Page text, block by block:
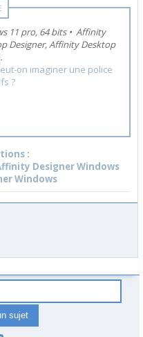
11 pro, 64 bits • Affinity
Designer, Affinity Desktop
on imaginer une police
?
:
Designer Windows
Windows